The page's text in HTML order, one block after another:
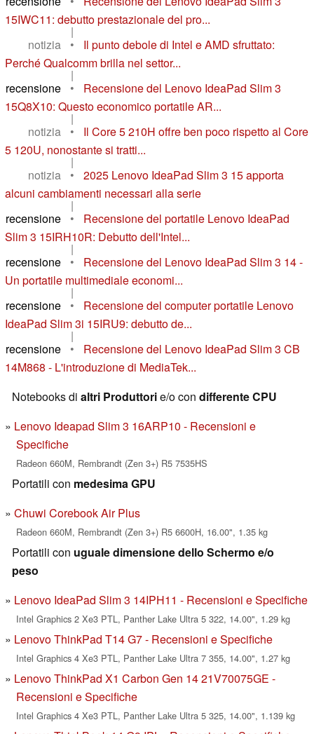
15IWC11: debutto prestazionale del pro...
|
notizia
•
Il punto debole di Intel e AMD sfruttato:
Perché Qualcomm brilla nel settor...
|
recensione
•
Recensione del Lenovo IdeaPad Slim 3
15Q8X10: Questo economico portatile AR...
|
notizia
•
Il Core 5 210H offre ben poco rispetto al Core
5 120U, nonostante si tratti...
|
notizia
•
2025 Lenovo IdeaPad Slim 3 15 apporta
alcuni cambiamenti necessari alla serie
|
recensione
•
Recensione del portatile Lenovo IdeaPad
Slim 3 15IRH10R: Debutto dell'Intel...
|
recensione
•
Recensione del Lenovo IdeaPad Slim 3 14 -
Un portatile multimediale economi...
|
recensione
•
Recensione del computer portatile Lenovo
IdeaPad Slim 3i 15IRU9: debutto de...
|
recensione
•
Recensione del Lenovo IdeaPad Slim 3 CB
14M868 - L'introduzione di MediaTek...
Notebooks di altri Produttorie/o con differente CPU
Lenovo Ideapad Slim 3 16ARP10 - Recensioni e
Specifiche
Radeon 660M, Rembrandt (Zen 3+) R5 7535HS
Portatili con medesima GPU
Chuwi Corebook Air Plus
Radeon 660M, Rembrandt (Zen 3+) R5 6600H, 16.00", 1.35 kg
Portatili con uguale dimensione dello Schermo e/o
peso
Lenovo IdeaPad Slim 3 14IPH11 - Recensioni e Specifiche
Intel Graphics 2 Xe3 PTL, Panther Lake Ultra 5 322, 14.00", 1.29 kg
Lenovo ThinkPad T14 G7 - Recensioni e Specifiche
Intel Graphics 4 Xe3 PTL, Panther Lake Ultra 7 355, 14.00", 1.27 kg
Lenovo ThinkPad X1 Carbon Gen 14 21V70075GE -
Recensioni e Specifiche
Intel Graphics 4 Xe3 PTL, Panther Lake Ultra 5 325, 14.00", 1.139 kg